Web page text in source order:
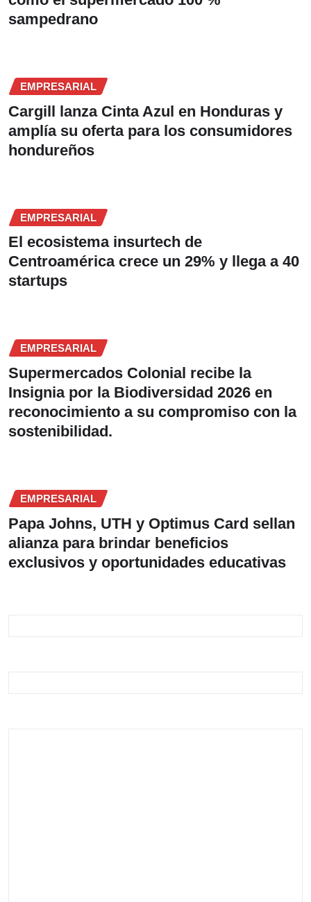
sampedrano
EMPRESARIAL
Cargill lanza Cinta Azul en Honduras y
amplía su oferta para los consumidores
hondureños
EMPRESARIAL
El ecosistema insurtech de
Centroamérica crece un 29% y llega a 40
startups
EMPRESARIAL
Supermercados Colonial recibe la
Insignia por la Biodiversidad 2026 en
reconocimiento a su compromiso con la
sostenibilidad.
EMPRESARIAL
Papa Johns, UTH y Optimus Card sellan
alianza para brindar beneficios
exclusivos y oportunidades educativas